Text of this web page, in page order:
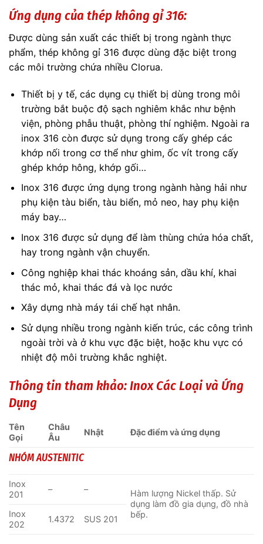
Ứng dụng của thép không gỉ 316:
Được dùng sản xuất các thiết bị trong ngành thực
phẩm, thép không gỉ 316 được dùng đặc biệt trong
các môi trường chứa nhiều Clorua.
Thiết bị y tế, các dụng cụ thiết bị dùng trong môi
trường bắt buộc độ sạch nghiêm khắc như bệnh
viện, phòng phẫu thuật, phòng thí nghiệm. Ngoài ra
inox 316 còn được sử dụng trong cấy ghép các
khớp nối trong cơ thể như ghim, ốc vít trong cấy
ghép khớp hông, khớp gối…
Inox 316 được ứng dụng trong ngành hàng hải như
phụ kiện tàu biển, tàu biển, mỏ neo, hay phụ kiện
máy bay…
Inox 316 được sử dụng để làm thùng chứa hóa chất,
hay trong ngành vận chuyển.
Công nghiệp khai thác khoáng sản, dầu khí, khai
thác mỏ, khai thác đá và lọc nước
Xây dựng nhà máy tái chế hạt nhân.
Sử dụng nhiều trong ngành kiến trúc, các công trình
ngoài trời và ở khu vực đặc biệt, hoặc khu vực có
nhiệt độ môi trường khắc nghiệt.
Thông tin tham khảo:Inox Các Loại và Ứng
Dụng
Tên
Gọi
Châu
Âu
Nhật Đặc điểm và ứng dụng
NHÓM AUSTENITIC
Inox
201
– –
Hàm lượng Nickel thấp. Sử
dụng làm đồ gia dụng, đồ nhà
bếp.
Inox
202
1.4372 SUS 201